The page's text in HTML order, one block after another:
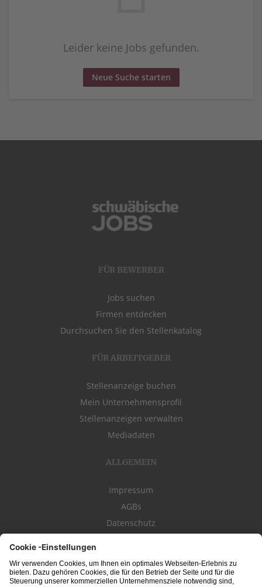
Leider keine Jobs gefunden.
Neue Suche starten
FÜR BEWERBER
Jobs suchen
Firmen entdecken
Durchsuchen Sie den Stellenkatalog
FÜR ARBEITGEBER
Stellenanzeige buchen
Mein Unternehmensprofil
Stellenanzeigen verwalten
Mediadaten
ALLGEMEIN
Impressum
AGBs
Datenschutz